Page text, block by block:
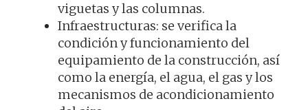
viguetas y las columnas.
Infraestructuras: se verifica la
condición y funcionamiento del
equipamiento de la construcción, así
como la energía, el agua, el gas y los
mecanismos de acondicionamiento